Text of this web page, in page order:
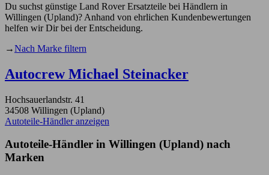
Du suchst günstige Land Rover Ersatzteile bei Händlern in
Willingen (Upland)? Anhand von ehrlichen Kundenbewertungen
helfen wir Dir bei der Entscheidung.
→Nach Marke filtern
Autocrew Michael Steinacker
Hochsauerlandstr. 41
34508 Willingen (Upland)
Autoteile-Händler anzeigen
Autoteile-Händler in Willingen (Upland) nach
Marken